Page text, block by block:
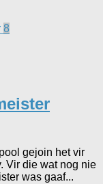
8
gejoin het vir
Vir die wat nog nie
was gaaf...